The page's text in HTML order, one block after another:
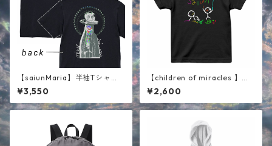
【saiunMaria】半袖Tシャ
ツ ブラック
¥3,550
【children of miracles 】キ
ッズ半袖Tシャツ ブラック
¥2,600